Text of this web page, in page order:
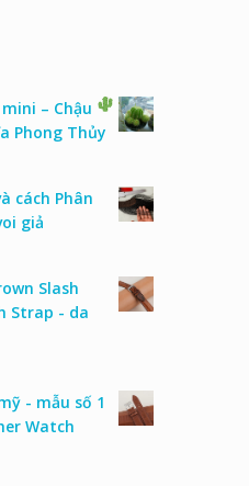
– Chậu
Phong Thủy
cách Phân
giả
Slash
Strap - da
- mẫu số 1
Watch